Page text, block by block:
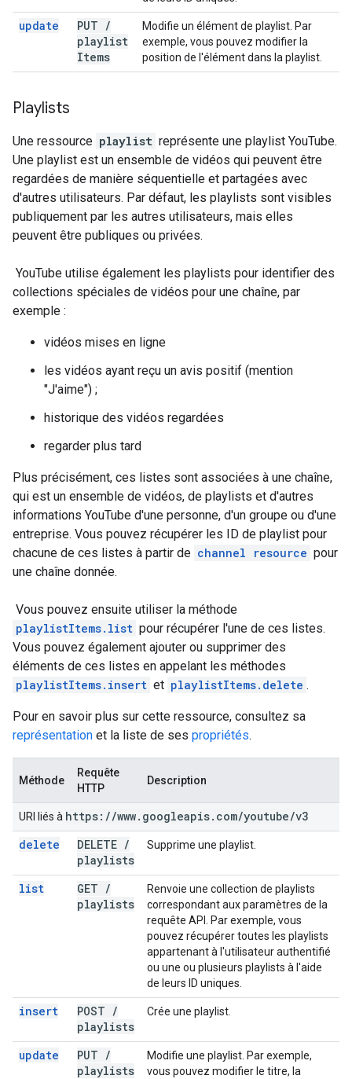
update PUT /
playlist
Items
Modifie un élément de playlist. Par
exemple, vous pouvez modifier la
position de l'élément dans la playlist.
Playlists
Une ressource playlist représente une playlist YouTube.
Une playlist est un ensemble de vidéos qui peuvent être
regardées de manière séquentielle et partagées avec
d'autres utilisateurs. Par défaut, les playlists sont visibles
publiquement par les autres utilisateurs, mais elles
peuvent être publiques ou privées.
YouTube utilise également les playlists pour identifier des
collections spéciales de vidéos pour une chaîne, par
exemple :
vidéos mises en ligne
les vidéos ayant reçu un avis positif (mention
"J'aime") ;
historique des vidéos regardées
regarder plus tard
Plus précisément, ces listes sont associées à une chaîne,
qui est un ensemble de vidéos, de playlists et d'autres
informations YouTube d'une personne, d'un groupe ou d'une
entreprise. Vous pouvez récupérer les ID de playlist pour
chacune de ces listes à partir de channel resource pour
une chaîne donnée.
Vous pouvez ensuite utiliser la méthode
playlistItems.list pour récupérer l'une de ces listes.
Vous pouvez également ajouter ou supprimer des
éléments de ces listes en appelant les méthodes
playlistItems.insert et playlistItems.delete .
Pour en savoir plus sur cette ressource, consultez sa
représentation et la liste de ses propriétés.
Méthode
Requête
HTTP
Description
URI liés à https: //www. googleapis. com/youtube/v3
delete
DELETE /
playlists
Supprime une playlist.
list GET /
playlists
Renvoie une collection de playlists
correspondant aux paramètres de la
requête API. Par exemple, vous
pouvez récupérer toutes les playlists
appartenant à l'utilisateur authentifié
ou une ou plusieurs playlists à l'aide
de leurs ID uniques.
insert POST /
playlists
Crée une playlist.
update PUT /
playlists
Modifie une playlist. Par exemple,
vous pouvez modifier le titre, la